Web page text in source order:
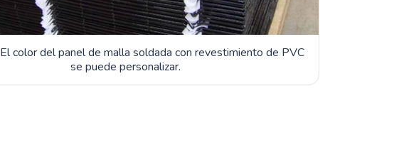
El color del panel de malla soldada con revestimiento de PVC
se puede personalizar.